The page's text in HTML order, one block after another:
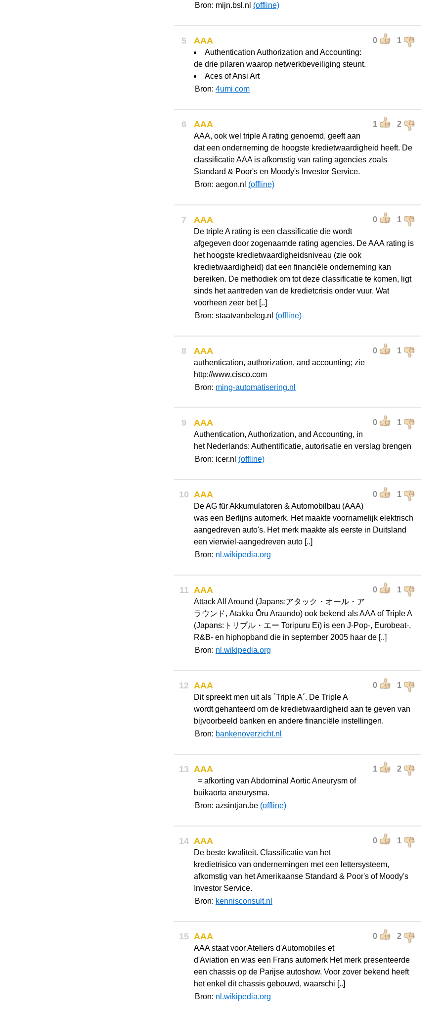
Bron: mijn.bsl.nl (offline)
5 0 1
AAA
Authentication Authorization and Accounting:
de drie pilaren waarop netwerkbeveiliging steunt.
Aces of Ansi Art
Bron: 4umi.com
6 1 2
AAA
AAA, ook wel triple A rating genoemd, geeft aan
dat een onderneming de hoogste kredietwaardigheid heeft. De
classificatie AAA is afkomstig van rating agencies zoals
Standard & Poor's en Moody's Investor Service.
Bron: aegon.nl (offline)
7 0 1
AAA
De triple A rating is een classificatie die wordt
afgegeven door zogenaamde rating agencies. De AAA rating is
het hoogste kredietwaardigheidsniveau (zie ook
kredietwaardigheid) dat een financiële onderneming kan
bereiken. De methodiek om tot deze classificatie te komen, ligt
sinds het aantreden van de kredietcrisis onder vuur. Wat
voorheen zeer bet [..]
Bron: staatvanbeleg.nl (offline)
8 0 1
AAA
authentication, authorization, and accounting; zie
http://www.cisco.com
Bron: ming-automatisering.nl
9 0 1
AAA
Authentication, Authorization, and Accounting, in
het Nederlands: Authentificatie, autorisatie en verslag brengen
Bron: icer.nl (offline)
10 0 1
AAA
De AG für Akkumulatoren & Automobilbau (AAA)
was een Berlijns automerk. Het maakte voornamelijk elektrisch
aangedreven auto's. Het merk maakte als eerste in Duitsland
een vierwiel-aangedreven auto [..]
Bron: nl.wikipedia.org
11 0 1
AAA
Attack All Around (Japans:アタック・オール・ア
ラウンド, Atakku Ōru Araundo) ook bekend als AAA of Triple A
(Japans:トリプル・エー Toripuru Eī) is een J-Pop-, Eurobeat-,
R&B- en hiphopband die in september 2005 haar de [..]
Bron: nl.wikipedia.org
12 0 1
AAA
Dit spreekt men uit als ´Triple A´. De Triple A
wordt gehanteerd om de kredietwaardigheid aan te geven van
bijvoorbeeld banken en andere financiële instellingen.
Bron: bankenoverzicht.nl
13 1 2
AAA
= afkorting van Abdominal Aortic Aneurysm of
buikaorta aneurysma.
Bron: azsintjan.be (offline)
14 0 1
AAA
De beste kwaliteit. Classificatie van het
kredietrisico van ondernemingen met een lettersysteem,
afkomstig van het Amerikaanse Standard & Poor's of Moody's
Investor Service.
Bron: kennisconsult.nl
15 0 2
AAA
AAA staat voor Ateliers d'Automobiles et
d'Aviation en was een Frans automerk Het merk presenteerde
een chassis op de Parijse autoshow. Voor zover bekend heeft
het enkel dit chassis gebouwd, waarschi [..]
Bron: nl.wikipedia.org